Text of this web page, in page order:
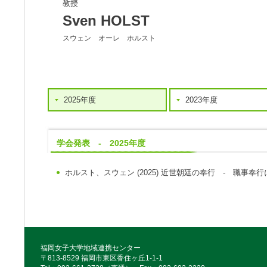
教授
Sven HOLST
スウェン オーレ ホルスト
2025年度 2023年度
学会発表 - 2025年度
ホルスト、スウェン (2025) 近世朝廷の奉行 - 職事奉行
福岡女子大学地域連携センター
〒813-8529 福岡市東区香住ヶ丘1-1-1